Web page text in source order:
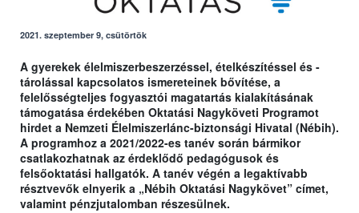
2021. szeptember 9, csütörtök
A gyerekek élelmiszerbeszerzéssel, ételkészítéssel és -
tárolással kapcsolatos ismereteinek bővítése, a
felelősségteljes fogyasztói magatartás kialakításának
támogatása érdekében Oktatási Nagyköveti Programot
hirdet a Nemzeti Élelmiszerlánc-biztonsági Hivatal (Nébih).
A programhoz a 2021/2022-es tanév során bármikor
csatlakozhatnak az érdeklődő pedagógusok és
felsőoktatási hallgatók. A tanév végén a legaktívabb
résztvevők elnyerik a „Nébih Oktatási Nagykövet” címet,
valamint pénzjutalomban részesülnek.